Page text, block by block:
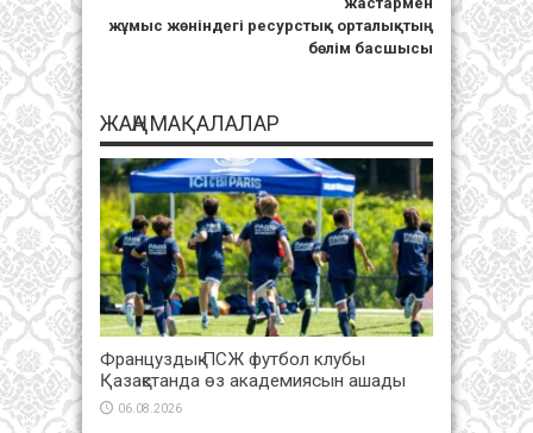
жұмыс жөніндегі ресурстық орталықтың
бөлім басшысы
ЖАҢА МАҚАЛАЛАР
Француздық ПСЖ футбол клубы
Қазақстанда өз академиясын ашады
06.08.2026